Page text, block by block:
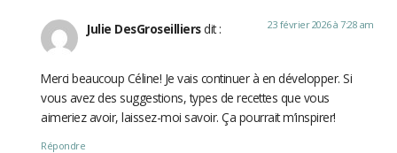
Julie DesGroseilliers dit : 23 février 2026 à 7:28 am
Merci beaucoup Céline! Je vais continuer à en développer. Si
vous avez des suggestions, types de recettes que vous
aimeriez avoir, laissez-moi savoir. Ça pourrait m’inspirer!
Répondre